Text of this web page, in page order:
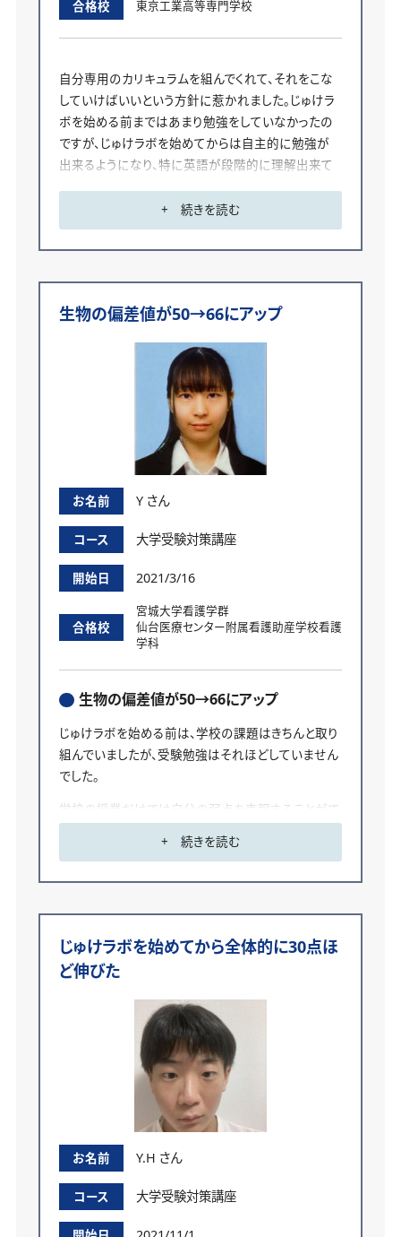
合格校 東京工業高等専門学校
自分専用のカリキュラムを組んでくれて、それをこな
していけばいいという方針に惹かれました。じゅけラ
ボを始める前まではあまり勉強をしていなかったの
ですが、じゅけラボを始めてからは自主的に勉強が
出来るようになり、特に英語が段階的に理解出来て
志望校は、2学期の初め頃に工学系の勉強に興味を
いように、努力することを続けたいと思います。
じゅけラボは自分のペースで出来る点が良かったで
+ 続きを読む
生物の偏差値が50→66にアップ
お名前 Y さん
コース 大学受験対策講座
開始日 2021/3/16
合格校
宮城大学看護学群
仙台医療センター附属看護助産学校看護
学科
生物の偏差値が50→66にアップ
じゅけラボを始める前は、学校の課題はきちんと取り
組んでいましたが、受験勉強はそれほどしていません
でした。
学校の授業だけでは自分の弱点を克服することがで
で、オーダーメイドのカリキュラムを組んでもらえるじ
56、10月の記述模試では66と、成績が伸びました。同
じページを繰り返し読み込んだり、色々な参考書を
で、理解が深まったのだと思います。
隙間時間を有効活用し、細かいスケジュー
ルで学習できた
じゅけラボは、塾まで通う時間を短縮できるところと、
隙間時間を有効活用できるところが特に自分に合っ
ていました。
スケジュール表が事前に渡されるので「この参考書
はお昼休みの短い時間でもできそう」「この参考書は
時間をかけて取り組みたいから家に帰ってからやろ
+ 続きを読む
じゅけラボを始めてから全体的に30点ほ
ど伸びた
お名前 Y.H さん
コース 大学受験対策講座